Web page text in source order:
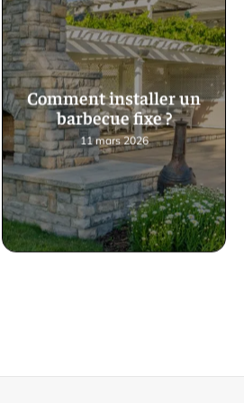
Comment installer un
barbecue fixe ?
11 mars 2026